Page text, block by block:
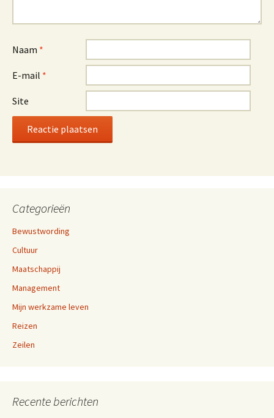
Naam *
E-mail *
Site
Categorieën
Bewustwording
Cultuur
Maatschappij
Management
Mijn werkzame leven
Reizen
Zeilen
Recente berichten